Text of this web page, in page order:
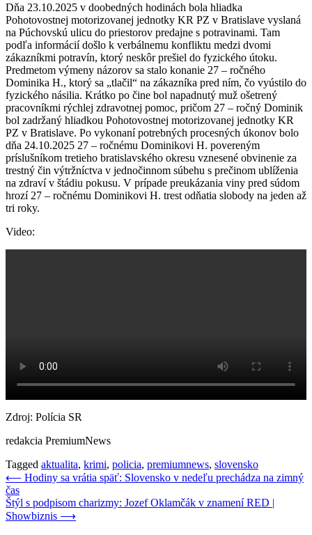
Dňa 23.10.2025 v doobedných hodinách bola hliadka
Pohotovostnej motorizovanej jednotky KR PZ v Bratislave vyslaná
na Púchovskú ulicu do priestorov predajne s potravinami. Tam
podľa informácií došlo k verbálnemu konfliktu medzi dvomi
zákazníkmi potravín, ktorý neskôr prešiel do fyzického útoku.
Predmetom výmeny názorov sa stalo konanie 27 – ročného
Dominika H., ktorý sa „tlačil“ na zákazníka pred ním, čo vyústilo do
fyzického násilia. Krátko po čine bol napadnutý muž ošetrený
pracovníkmi rýchlej zdravotnej pomoc, pričom 27 – ročný Dominik
bol zadržaný hliadkou Pohotovostnej motorizovanej jednotky KR
PZ v Bratislave. Po vykonaní potrebných procesných úkonov bolo
dňa 24.10.2025 27 – ročnému Dominikovi H. povereným
príslušníkom tretieho bratislavského okresu vznesené obvinenie za
trestný čin výtržníctva v jednočinnom súbehu s prečinom ublíženia
na zdraví v štádiu pokusu. V prípade preukázania viny pred súdom
hrozí 27 – ročnému Dominikovi H. trest odňatia slobody na jeden až
tri roky.
Video:
Zdroj: Polícia SR
redakcia PremiumNews
Tagged aktualita, krimi, policia, premiumnews, slovensko
Navigácia
v
článku
⟵ Hodiny sa vrátia späť: Slovensko v nedeľu prechádza na zimný
čas
Štýl s podpisom charizmy: Jozef Oklamčák v znamení RED |
Showbiznis ⟶